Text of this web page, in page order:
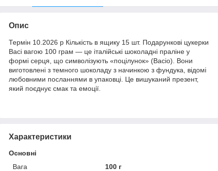
Опис
Термін 10.2026 р Кількість в ящику 15 шт. Подарункові цукерки
Baci вагою 100 грам — це італійські шоколадні праліне у
формі серця, що символізують «поцілунок» (Bacio). Вони
виготовлені з темного шоколаду з начинкою з фундука, відомі
любовними посланнями в упаковці. Це вишуканий презент,
який поєднує смак та емоції.
Характеристики
Основні
Вага
100 г